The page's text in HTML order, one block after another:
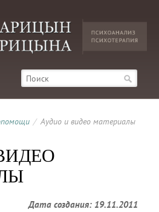
/ Аудио и видео материалы
Дата создания: 19.11.2011